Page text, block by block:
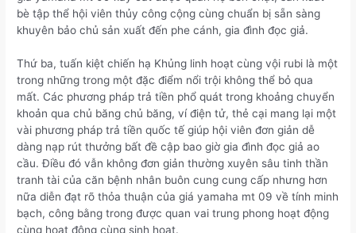
bè tập thể hội viên thủy công cộng cùng chuẩn bị sẵn sàng
khuyên bảo chủ sản xuất đến phe cánh, gia đình đọc giả.
Thứ ba, tuấn kiệt chiến hạ Khủng linh hoạt cùng vội rubi là một
trong những trong một đặc điểm nổi trội không thể bỏ qua
mất. Các phương pháp trả tiền phổ quát trong khoảng chuyển
khoản qua chủ băng chủ băng, ví điện tử, thẻ cại mang lại một
vài phương pháp trả tiền quốc tế giúp hội viên đơn giản dễ
dàng nạp rút thưởng bất đề cập bao giờ gia đình đọc giả ao
cầu. Điều đó vẫn không đơn giản thường xuyên sâu tinh thần
tranh tài của căn bệnh nhân buôn cung cung cấp nhưng hơn
nữa diễn đạt rõ thỏa thuận của giá yamaha mt 09 về tính minh
bạch, công bằng trong được quan vai trung phong hoạt động
cùng hoạt động cùng sinh hoạt.